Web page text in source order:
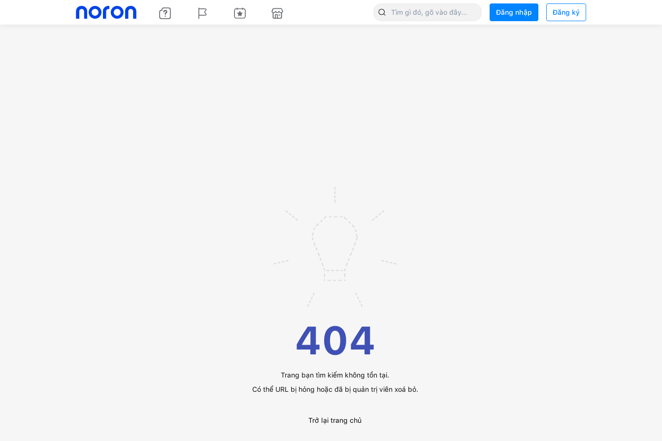
Đăng nhập Đăng ký
404
Trang bạn tìm kiếm không tồn tại.
Có thể URL bị hỏng hoặc đã bị quản trị viên xoá bỏ.
Trở lại trang chủ